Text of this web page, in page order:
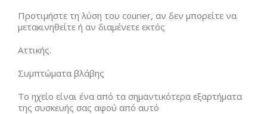
Προτιμήστε τη λύση του courier, αν δεν μπορείτε να
μετακινηθείτε ή αν διαμένετε εκτός
Αττικής.
Συμπτώματα βλάβης
Το ηχείο είναι ένα από τα σημαντικότερα εξαρτήματα
της συσκευής σας αφού από αυτό